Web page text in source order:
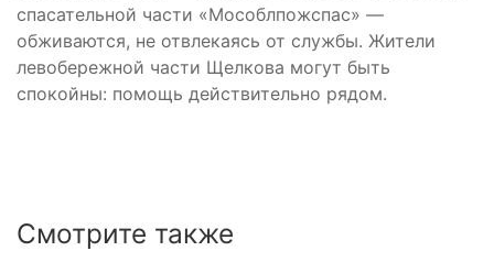
спасательной части «Мособлпожспас» —
обживаются, не отвлекаясь от службы. Жители
левобережной части Щелкова могут быть
спокойны: помощь действительно рядом.
Смотрите также